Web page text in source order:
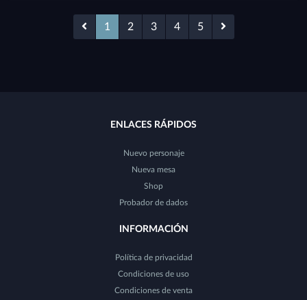
1 2 3 4 5
ENLACES RÁPIDOS
Nuevo personaje
Nueva mesa
Shop
Probador de dados
INFORMACIÓN
Política de privacidad
Condiciones de uso
Condiciones de venta